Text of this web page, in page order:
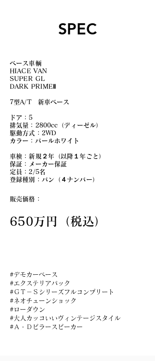
SPEC
ベース車輌
HIACE VAN
SUPER GL
DARK PRIMEⅡ
7型A/T 新車ベース
ドア：5
排気量：2800cc（ディーゼル）
駆動方式：2WD
​カラー：パールホワイト
車検：新規２年（以降１年ごと）
保証：メーカー保証
定員：2/5名
登録種別：バン（４ナンバー）
販売価格：
650万円（税込）
#デモカーベース
#エクステリアパック
#ＧＴ－Ｓシリーズフルコンプリート
#ネオチューンショック
#ローダウン
#大人カッコいいヴィンテージスタイル
#Ａ・Ｄピラースピーカー